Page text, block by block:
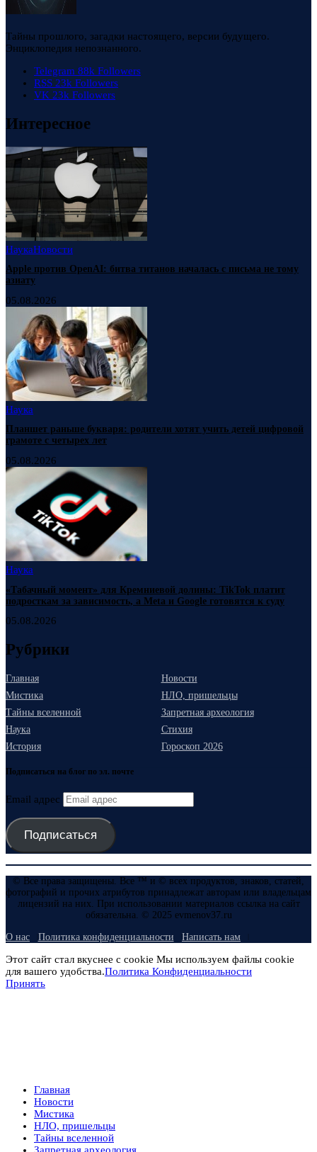
Тайны прошлого, загадки настоящего, версии будущего.
Энциклопедия непознанного.
Telegram 88k Followers
RSS 23k Followers
VK 23k Followers
Интересное
НаукаНовости
Apple против OpenAI: битва титанов началась с письма не тому
азиату
05.08.2026
Наука
Планшет раньше букваря: родители хотят учить детей цифровой
грамоте с четырех лет
05.08.2026
Наука
«Табачный момент» для Кремниевой долины: TikTok платит
подросткам за зависимость, а Meta и Google готовятся к суду
05.08.2026
Рубрики
Главная
Новости
Мистика
НЛО, пришельцы
Тайны вселенной
Запретная археология
Наука
Стихия
История
Гороскоп 2026
Подписаться на блог по эл. почте
Email адрес
Подписаться
© Все права защищены. Все ™ и © всех продуктов, знаков, статей,
фотографий и прочих атрибутов принадлежат авторам или владельцам
лицензий на них. При использовании материалов ссылка на сайт
обязательна. © 2025 evmenov37.ru
О нас Политика конфиденциальности Написать нам
Этот сайт стал вкуснее с cookie Мы используем файлы cookie
для вашего удобства.Политика Конфиденциальности
Принять
Главная
Новости
Мистика
НЛО, пришельцы
Тайны вселенной
Запретная археология